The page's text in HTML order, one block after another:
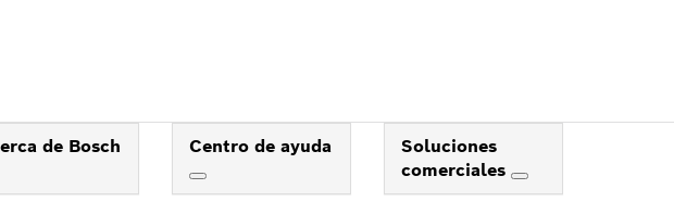
de Bosch Centro de ayuda
Soluciones
comerciales